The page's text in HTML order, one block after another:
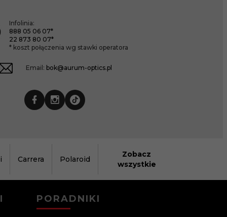
Infolinia:
888 05 06 07*
22 873 80 07*
* koszt połączenia wg stawki operatora
Email: bok@aurum-optics.pl
Carrera Polaroid
Zobacz
wszystkie
PORADNIKI